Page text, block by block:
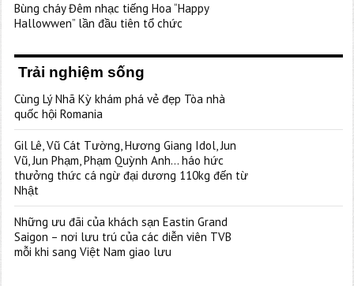
Bùng cháy Đêm nhạc tiếng Hoa “Happy
Hallowwen” lần đầu tiên tổ chức
Trải nghiệm sống
Cùng Lý Nhã Kỳ khám phá vẻ đẹp Tòa nhà
quốc hội Romania
Gil Lê, Vũ Cát Tường, Hương Giang Idol, Jun
Vũ, Jun Phạm, Phạm Quỳnh Anh… háo hức
thưởng thức cá ngừ đại dương 110kg đến từ
Nhật
Những ưu đãi của khách sạn Eastin Grand
Saigon – nơi lưu trú của các diễn viên TVB
mỗi khi sang Việt Nam giao lưu